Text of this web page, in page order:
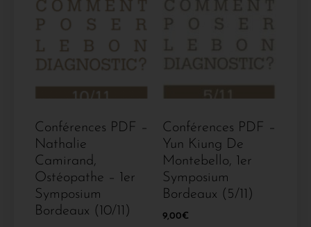
Conférences PDF –
Nathalie
Camirand,
Ostéopathe – 1er
Symposium
Bordeaux (10/11)
Conférences PDF –
Yun Kiung De
Montebello, 1er
Symposium
Bordeaux (5/11)
9,00€